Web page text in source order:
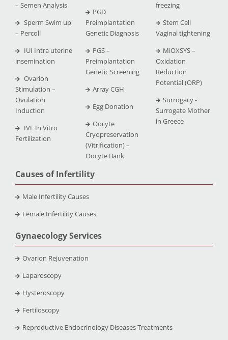
– Semen Analysis
Sperm Swim up
– Percoll
IUI Intra uterine
insemination
Ovarion
Stimulation –
Ovulation
Induction
IVF In Vitro
Fertilization
PGD
Preimplantation
Genetic Diagnosis
PGS –
Preimplantation
Genetic Screening
Array CGH
Egg Donation
Oocyte
Cryopreservation
(Vitrification) –
Oocyte Bank
freezing
Stem Cell
Vaginal tightening
MiOXSYS –
Oxidation
Reduction
Potential (ORP)
Surrogacy -
Surrogate Mother
in Greece
Causes of Infertility
Male Infertility Causes
Female Infertility Causes
Gynaecology Services
Ovarion Rejuvenation
Laparoscopy
Hysteroscopy
Fertiloscopy
Reproductive Endocrinology Diseases Treatments